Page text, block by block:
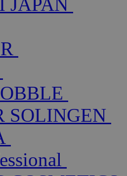
SOLINGEN